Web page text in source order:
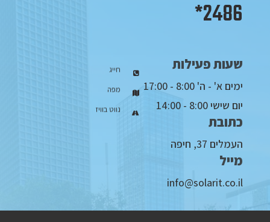
2486*
שעות פעילות
ימים א' - ה' 8:00 - 17:00
יום שישי 8:00 - 14:00
כתובת
העמלים 37, חיפה
מייל
info@solarit.co.il
חייג
מפה
נווט בוויז